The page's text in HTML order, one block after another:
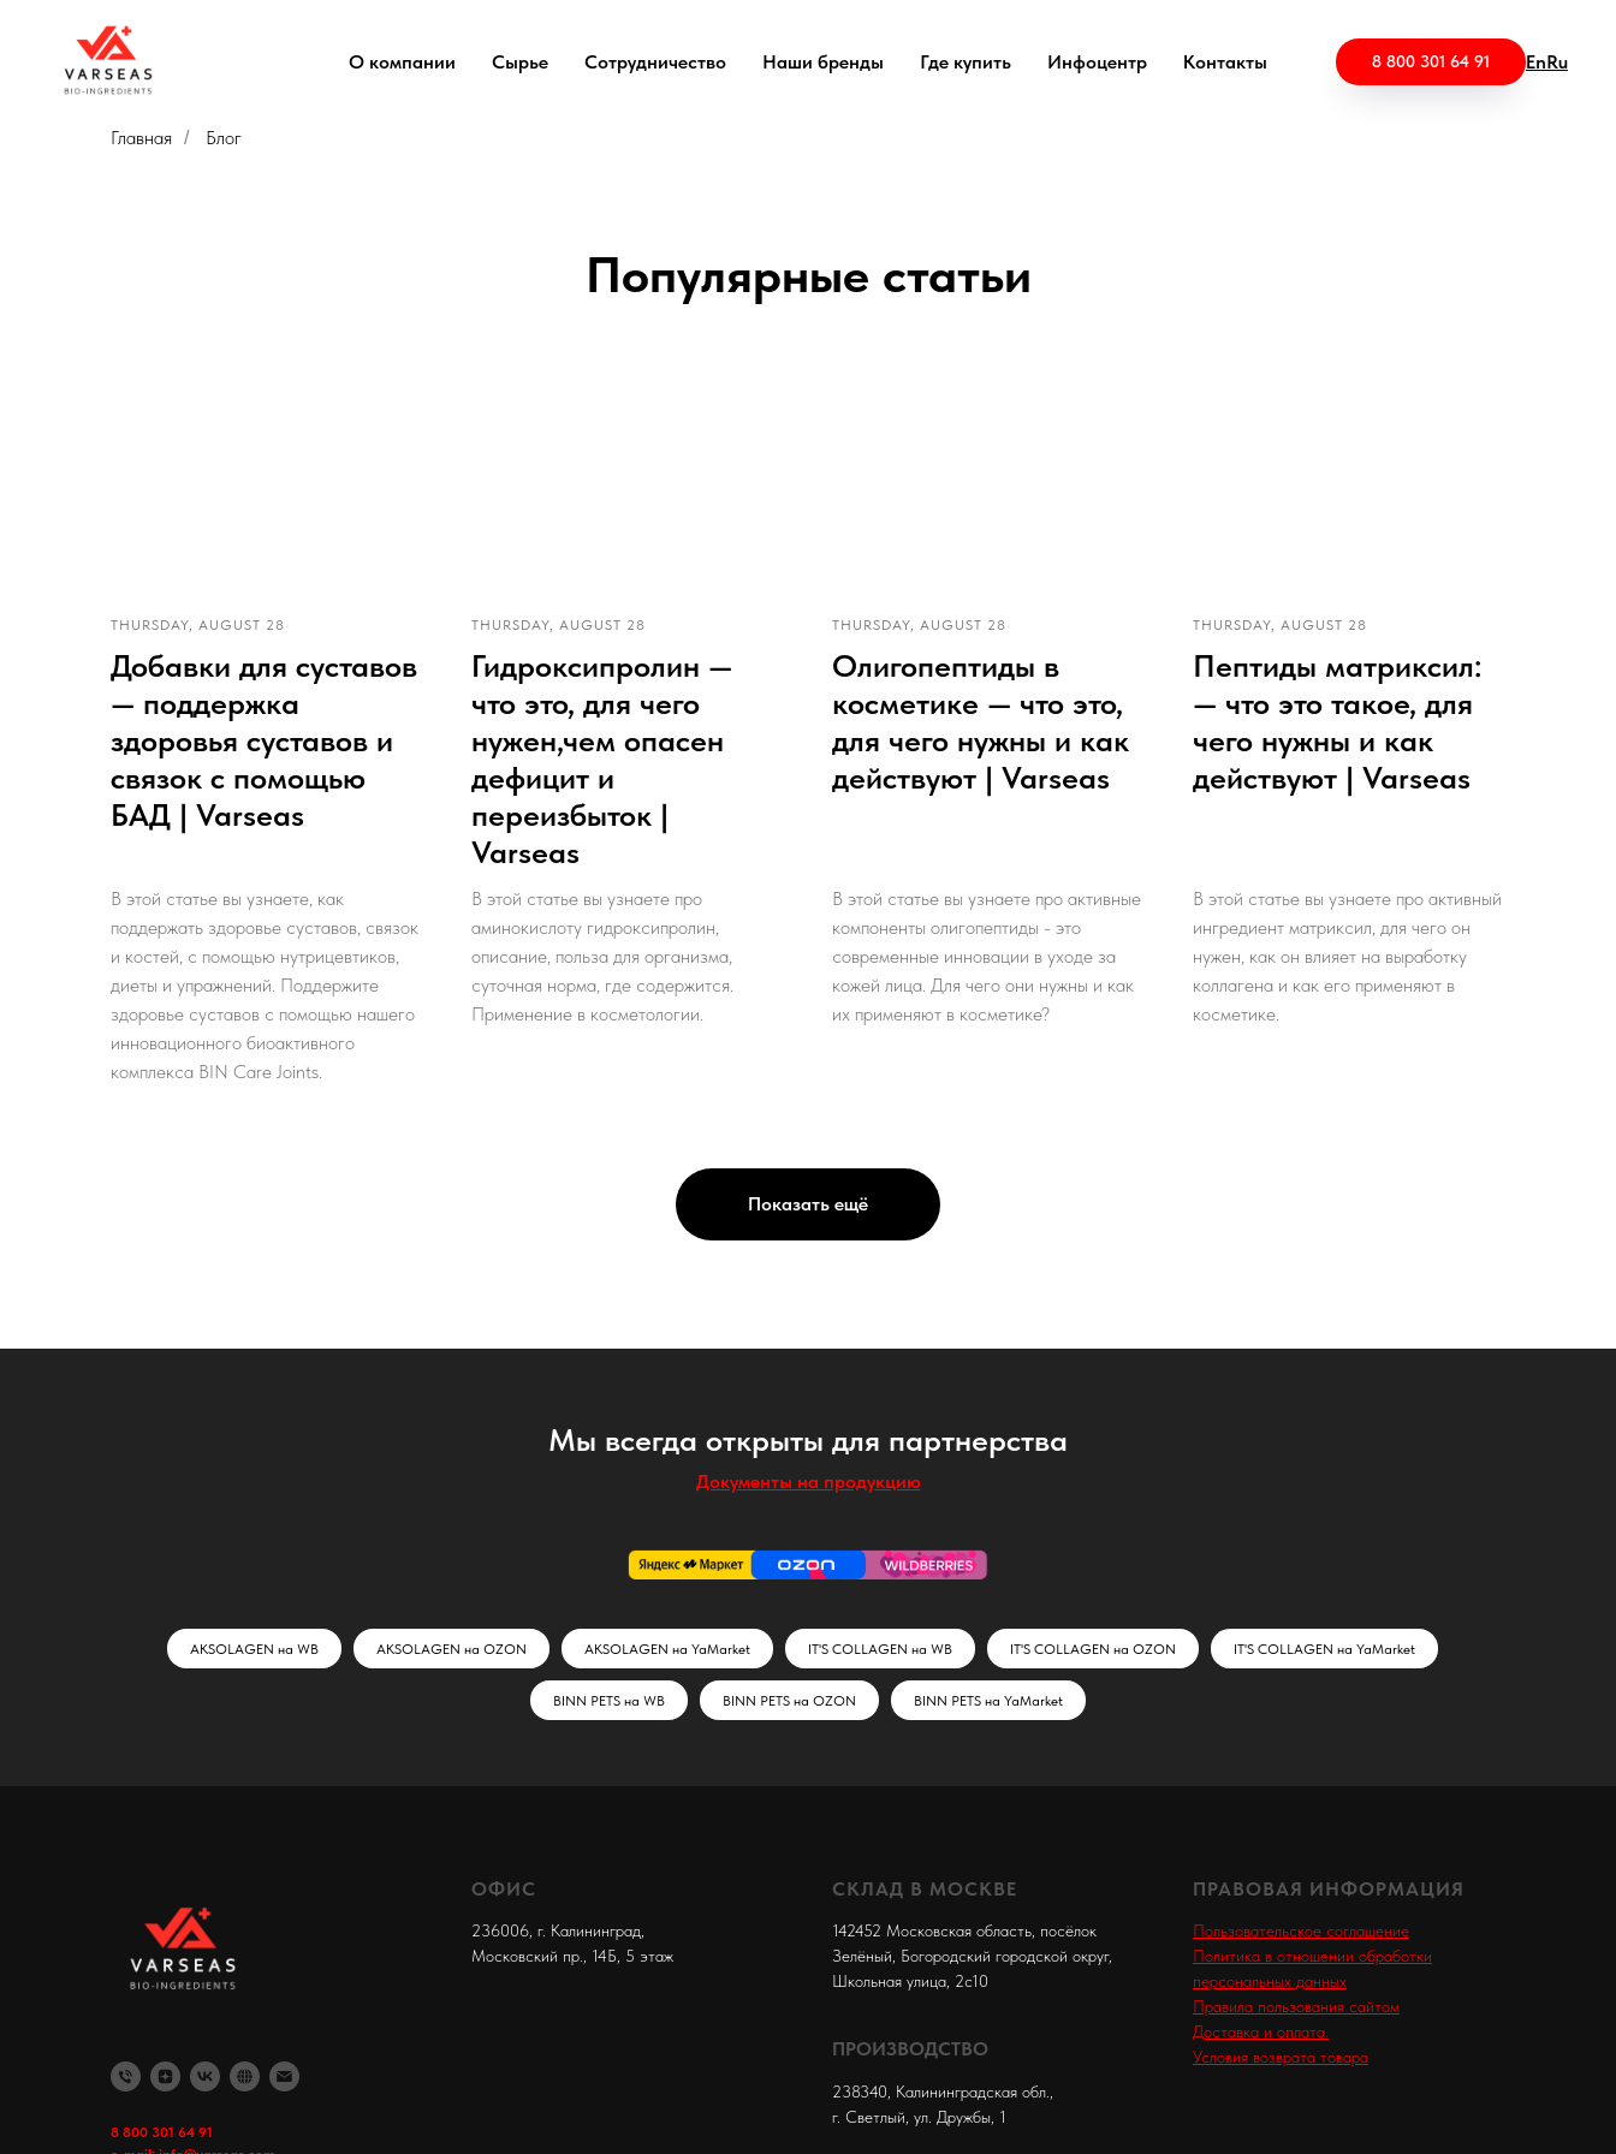
О компании Сырье Сотрудничество Наши бренды Где купить Инфоцентр Контакты 8 800 301 64 91 EnRu
Главная / Блог
Популярные статьи
THURSDAY, AUGUST 28
Добавки для суставов
— поддержка
здоровья суставов и
связок с помощью
БАД | Varseas
В этой статье вы узнаете, как
поддержать здоровье суставов, связок
и костей, с помощью нутрицевтиков,
диеты и упражнений. Поддержите
здоровье суставов с помощью нашего
инновационного биоактивного
комплекса BIN Care Joints.
THURSDAY, AUGUST 28
Гидроксипролин —
что это, для чего
нужен,чем опасен
дефицит и
переизбыток |
Varseas
В этой статье вы узнаете про
аминокислоту гидроксипролин,
описание, польза для организма,
суточная норма, где содержится.
Применение в косметологии.
THURSDAY, AUGUST 28
Олигопептиды в
косметике — что это,
для чего нужны и как
действуют | Varseas
В этой статье вы узнаете про активные
компоненты олигопептиды - это
современные инновации в уходе за
кожей лица. Для чего они нужны и как
их применяют в косметике?
THURSDAY, AUGUST 28
Пептиды матриксил:
— что это такое, для
чего нужны и как
действуют | Varseas
В этой статье вы узнаете про активный
ингредиент матриксил, для чего он
нужен, как он влияет на выработку
коллагена и как его применяют в
косметике.
Показать ещё
Мы всегда открыты для партнерства
Документы на продукцию
AKSOLAGEN на WB AKSOLAGEN на OZON AKSOLAGEN на YaMarket IT'S COLLAGEN на WB IT'S COLLAGEN на OZON IT'S COLLAGEN на YaMarket
BINN PETS на WB BINN PETS на OZON BINN PETS на YaMarket
8 800 301 64 91
ОФИС
236006, г. Калининград,
Московский пр., 14Б, 5 этаж
СКЛАД В МОСКВЕ
142452 Московская область, посёлок
Зелёный, Богородский городской округ,
Школьная улица, 2с10
ПРОИЗВОДСТВО
238340, Калининградская обл.,
г. Светлый, ул. Дружбы, 1
ПРАВОВАЯ ИНФОРМАЦИЯ
Пользовательское соглашение
Политика в отношении обработки
персональных данных
Правила пользования сайтом
Доставка и оплата.
Условия возврата товара